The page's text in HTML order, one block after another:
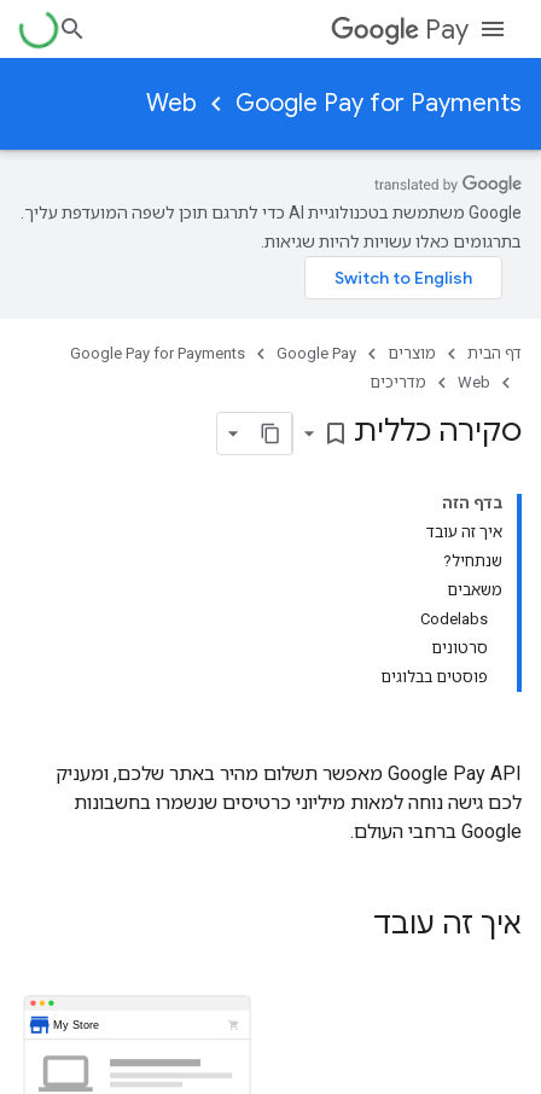
Pay
Google Pay for Payments
Web
‫Google משתמשת בטכנולוגיית AI כדי לתרגם תוכן לשפה המועדפת עליך.
בתרגומים כאלו עשויות להיות שגיאות.
דף הבית מוצרים Google Pay
Google Pay for Payments
Web
מדריכים
סקירה כללית bookmark_border
בדף הזה
איך זה עובד
שנתחיל?
משאבים
Codelabs
סרטונים
פוסטים בבלוגים
‫Google Pay API מאפשר תשלום מהיר באתר שלכם, ומעניק
לכם גישה נוחה למאות מיליוני כרטיסים שנשמרו בחשבונות
Google ברחבי העולם.
איך זה עובד